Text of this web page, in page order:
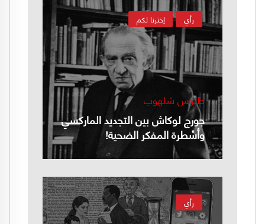
إخترنا لكم رأي
طنوس شلهوب
جورج لوكاش بين التجديد الماركسي
وأسْطرة المفكر الضحية!
رأي